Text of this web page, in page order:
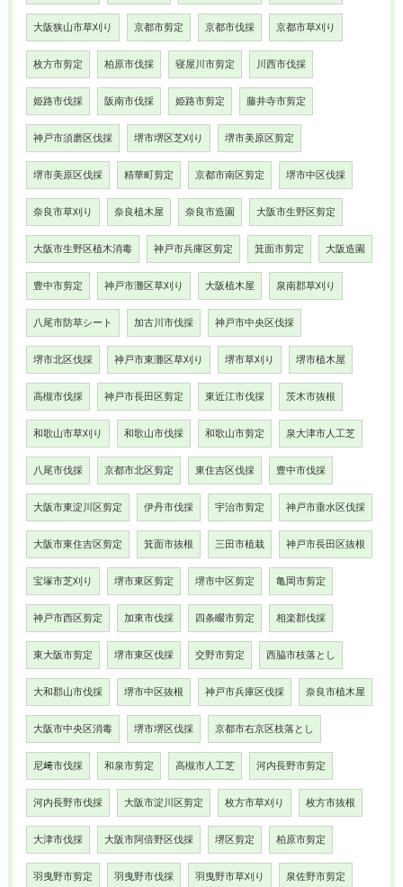
大阪狭山市草刈り 京都市剪定 京都市伐採 京都市草刈り
枚方市剪定 柏原市伐採 寝屋川市剪定 川西市伐採
姫路市伐採 阪南市伐採 姫路市剪定 藤井寺市剪定
神戸市須磨区伐採 堺市堺区芝刈り 堺市美原区剪定
堺市美原区伐採 精華町剪定 京都市南区剪定 堺市中区伐採
奈良市草刈り 奈良植木屋 奈良市造園 大阪市生野区剪定
大阪市生野区植木消毒 神戸市兵庫区剪定 箕面市剪定 大阪造園
豊中市剪定 神戸市灘区草刈り 大阪植木屋 泉南郡草刈り
八尾市防草シート 加古川市伐採 神戸市中央区伐採
堺市北区伐採 神戸市東灘区草刈り 堺市草刈り 堺市植木屋
高槻市伐採 神戸市長田区剪定 東近江市伐採 茨木市抜根
和歌山市草刈り 和歌山市伐採 和歌山市剪定 泉大津市人工芝
八尾市伐採 京都市北区剪定 東住吉区伐採 豊中市伐採
大阪市東淀川区剪定 伊丹市伐採 宇治市剪定 神戸市垂水区伐採
大阪市東住吉区剪定 箕面市抜根 三田市植栽 神戸市長田区抜根
宝塚市芝刈り 堺市東区剪定 堺市中区剪定 亀岡市剪定
神戸市西区剪定 加東市伐採 四条畷市剪定 相楽郡伐採
東大阪市剪定 堺市東区伐採 交野市剪定 西脇市枝落とし
大和郡山市伐採 堺市中区抜根 神戸市兵庫区伐採 奈良市植木屋
大阪市中央区消毒 堺市堺区伐採 京都市右京区枝落とし
尼﨑市伐採 和泉市剪定 高槻市人工芝 河内長野市剪定
河内長野市伐採 大阪市淀川区剪定 枚方市草刈り 枚方市抜根
大津市伐採 大阪市阿倍野区伐採 堺区剪定 柏原市剪定
羽曳野市剪定 羽曳野市伐採 羽曳野市草刈り 泉佐野市剪定